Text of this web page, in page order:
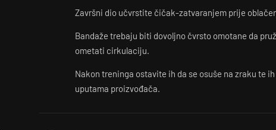
Završni dio učvrstite čičak-zatvaranjem prije
Bandaže trebaju biti dovoljno čvrsto omotane da
ometati cirkulaciju.
Nakon treninga ostavite ih da se osuše na zraku te
uputama proizvođača.